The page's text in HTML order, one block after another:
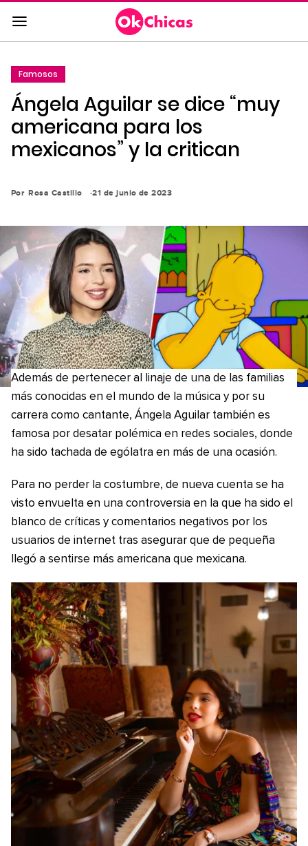
Saltar
al
contenido
Saltar
a
la
navegación
principal
Famosos
Ángela Aguilar se dice “muy
americana para los
mexicanos” y la critican
Por Rosa Castillo 21 de junio de 2023
Además de pertenecer al linaje de una de las familias
más conocidas en el mundo de la música y por su
carrera como cantante, Ángela Aguilar también es
famosa por desatar polémica en redes sociales, donde
ha sido tachada de ególatra en más de una ocasión.
Para no perder la costumbre, de nueva cuenta se ha
visto envuelta en una controversia en la que ha sido el
blanco de críticas y comentarios negativos por los
usuarios de internet tras asegurar que de pequeña
llegó a sentirse más americana que mexicana.